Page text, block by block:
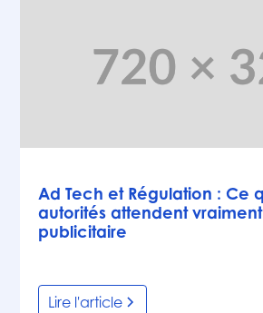
Ad Tech et Régulation : Ce
autorités attendent
publicitaire
Lire l'article